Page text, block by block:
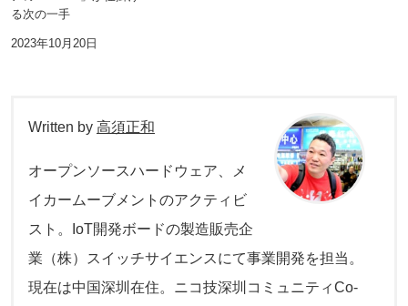
る次の一手
2023年10月20日
Written by 高須正和
オープンソースハードウェア、メ
イカームーブメントのアクティビ
スト。IoT開発ボードの製造販売企
業（株）スイッチサイエンスにて事業開発を担当。
現在は中国深圳在住。ニコ技深圳コミュニティCo-